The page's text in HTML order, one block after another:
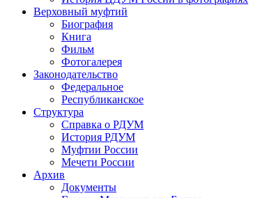
Верховный муфтий
Биография
Книга
Фильм
Фотогалерея
Законодательство
Федеральное
Республиканское
Структура
Справка о РДУМ
История РДУМ
Муфтии России
Мечети России
Архив
Документы